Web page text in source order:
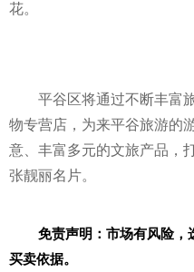
花。
平谷区将通过不断丰富
物专营店，为来平谷旅游的
意、丰富多元的文旅产品，
张靓丽名片。
免责声明：市场有风险，
买卖依据。